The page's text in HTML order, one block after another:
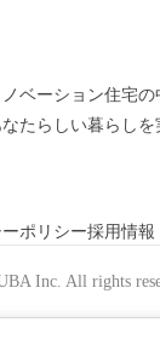
ベーション住宅
なたらしい暮らし
ポリシー採用情報
Inc. All rights